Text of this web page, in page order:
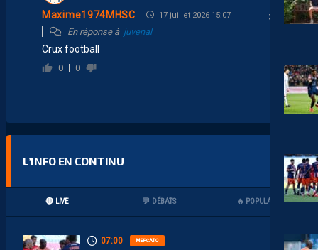
Maxime1974MHSC 17 juillet 2026 15:07
En réponse à juvenal
Crux football
0 0
L’INFO EN CONTINU
🔴 LIVE 💬 DÉBATS 🔥 POPULAIRES
07:00 MERCATO